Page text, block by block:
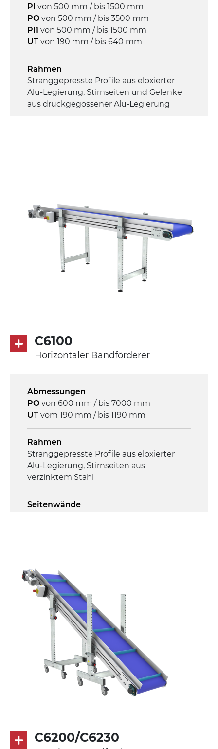
Steuerung
On/Off, E-Stopp, Motor-
Überlastungsschutz
PI von 500 mm / bis 1500 mm
PO von 500 mm / bis 3500 mm
PI1 von 500 mm / bis 1500 mm
UT von 190 mm / bis 640 mm
Rahmen
Stranggepresste Profile aus eloxierter
Alu-Legierung, Stirnseiten und Gelenke
aus druckgegossener Alu-Legierung
aus druckgegossener Alu-Legierung,
Beine aus verzinktem Metallrohr,
Schwenkräder mit/ohne Bremse (2+2)
Förderfläche
PU Oberfläche in Mattblau
230/400Vac-50Hz-3Ph
Steuerung
On/Off, E-Stopp, Motor-
Überlastungsschutz
C6100
Horizontaler Bandförderer
Abmessungen
PO von 600 mm / bis 7000 mm
UT vom 190 mm / bis 1190 mm
Rahmen
Stranggepresste Profile aus eloxierter
Alu-Legierung, Stirnseiten aus
verzinktem Stahl
Seitenwände
ausziehbare Elemente aus
druckgegossener Alu-Legierung, Beine
aus verzinktem Metallrohr, Stellfüße
PU Oberfläche in Mattblau
Antrieb
direkt, Zug (linke Seite), 3-phasiger
Asynchronmotor für Mehrfachspannung
230/400Vac-50Hz-3Ph
4,8 m/Minute
C6200/C6230